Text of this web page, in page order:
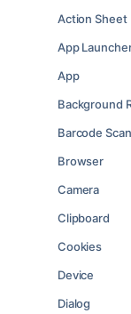
Action Sheet
App
App
Background
Barcode
Browser
Camera
Clipboard
Cookies
Device
Dialog